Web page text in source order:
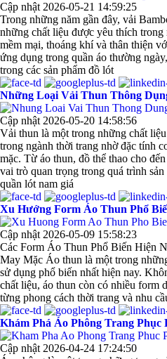
Cập nhật 2026-05-21 14:59:25
Trong những năm gần đây, vải
những chất liệu được yêu thích
mềm mại, thoáng khí và thân thiện
ứng dụng trong quần áo thường
trong các sản phẩm đồ lót
Những Loại Vải Thun Thông
Cập nhật 2026-05-20 14:58:56
Vải thun là một trong những chất
trong ngành thời trang nhờ đặc tính
mặc. Từ áo thun, đồ thể thao cho
vai trò quan trọng trong quá trình
quần lót nam giá
Xu Hướng Form Áo Thun Phổ
Cập nhật 2026-05-09 15:58:23
Các Form Áo Thun Phổ Biến Hiện
May Mặc Áo thun là một trong
sử dụng phổ biến nhất hiện nay.
chất liệu, áo thun còn có nhiều form
từng phong cách thời trang và nhu
Khám Phá Áo Phông Trang Phục
Cập nhật 2026-04-24 17:24:50